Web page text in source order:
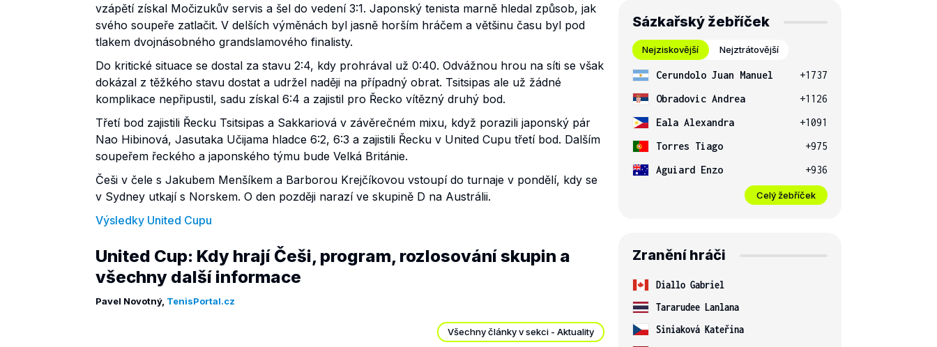
vzápětí získal Močizukův servis a šel do vedení 3:1. Japonský tenista marně hledal způsob, jak
svého soupeře zatlačit. V delších výměnách byl jasně horším hráčem a většinu času byl pod
tlakem dvojnásobného grandslamového finalisty.
Do kritické situace se dostal za stavu 2:4, kdy prohrával už 0:40. Odvážnou hrou na síti se však
dokázal z těžkého stavu dostat a udržel naději na případný obrat. Tsitsipas ale už žádné
komplikace nepřipustil, sadu získal 6:4 a zajistil pro Řecko vítězný druhý bod.
Třetí bod zajistili Řecku Tsitsipas a Sakkariová v závěrečném mixu, když porazili japonský pár
Nao Hibinová, Jasutaka Učijama hladce 6:2, 6:3 a zajistili Řecku v United Cupu třetí bod. Dalším
soupeřem řeckého a japonského týmu bude Velká Británie.
Češi v čele s Jakubem Menšíkem a Barborou Krejčíkovou vstoupí do turnaje v pondělí, kdy se
v Sydney utkají s Norskem. O den později narazí ve skupině D na Austrálii.
Výsledky United Cupu
United Cup: Kdy hrají Češi, program, rozlosování skupin a
všechny další informace
Pavel Novotný, TenisPortal.cz
Všechny články v sekci - Aktuality
Sázkařský žebříček
Nejziskovější Nejztrátovější
Cerundolo Juan Manuel
+1737
Obradovic Andrea
+1126
Eala Alexandra
+1091
Torres Tiago
+975
Aguiard Enzo
+936
Celý žebříček
Zranění hráči
Diallo Gabriel
Tararudee Lanlana
Siniaková Kateřina